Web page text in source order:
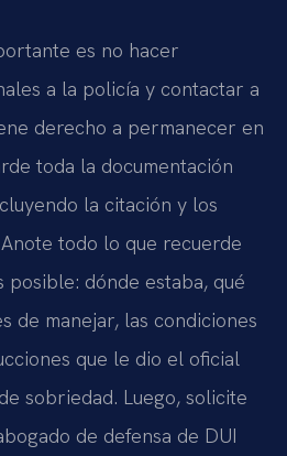
es no hacer
a la policía y contactar a
derecho a permanecer en
toda la documentación
la citación y los
todo lo que recuerde
dónde estaba, qué
de manejar, las condiciones
que le dio el oficial
sobriedad. Luego, solicite
de defensa de DUI